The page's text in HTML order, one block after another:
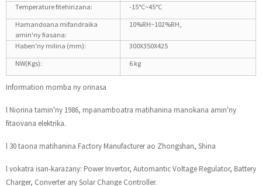
Temperature fitehirizana:
-15°C~45°C
Hamandoana mifandraika
amin'ny fiasana:
10%RH~102%RH,
Haben'ny milina (mm):
300X350X425
NW(Kgs):
6 kg
Information momba ny orinasa
l Niorina tamin'ny 1986, mpanamboatra matihanina manokana amin'ny
fitaovana elektrika.
l 30 taona matihanina Factory Manufacturer ao Zhongshan, Shina
l vokatra isan-karazany: Power Invertor, Automantic Voltage Regulator, Battery
Charger, Converter ary Solar Change Controller.